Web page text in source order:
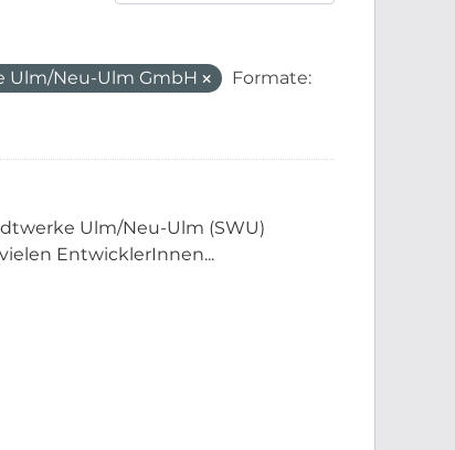
Ulm/Neu-Ulm GmbH
Formate:
Ulm/Neu-Ulm (SWU)
EntwicklerInnen...